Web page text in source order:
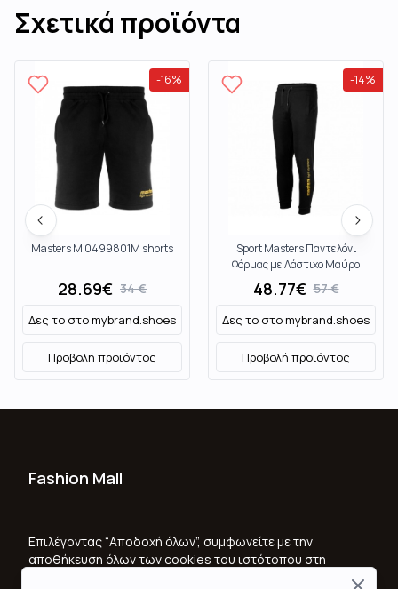
Επιλέγοντας “Αποδοχή όλων”, συμφωνείτε με την
αποθήκευση όλων των cookies του ιστότοπου στη
Close
Σχετικά προϊόντα
-16%
Masters M 0499801M shorts
28.69€ 34€
Δες το στοmybrand.shoes
Προβολή προϊόντος
-14%
Sport Masters Παντελόνι
Φόρμας με Λάστιχο Μαύρο
061710M
48.77€ 57€
Δες το στοmybrand.shoes
Προβολή προϊόντος
Fashion Mall
Όροι Χρήσης & Προϋποθέσεις
Πολιτική Απορρήτου